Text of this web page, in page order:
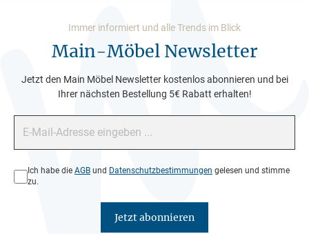
Immer informiert und alle Trends im Blick
Main-Möbel Newsletter
Jetzt den Main Möbel Newsletter kostenlos abonnieren und bei
Ihrer nächsten Bestellung 5€ Rabatt erhalten!
Datenschutz*
Ich habe die AGB und Datenschutzbestimmungen gelesen und stimme
zu.
Jetzt abonnieren